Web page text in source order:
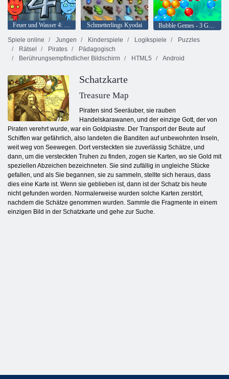
Schmetterlings Kyodai
Bubble Gemes - 3 Gewinnt
Spiele online
Jungen Kinderspiele Logikspiele
Puzzles
Rätsel
Pirates
Pädagogisch
Berührungsempfindlicher Bildschirm
HTML5 Android
Schatzkarte
Treasure Map
Piraten sind Seeräuber, sie rauben
Handelskarawanen, und der einzige Gott, der von
Piraten verehrt wurde, war ein Goldpiastre. Der Transport der Beute auf
Schiffen war gefährlich, also landeten die Banditen auf unbewohnten Inseln,
weit weg von Seewegen. Dort versteckten sie zuverlässig Schätze, und
dann, um die versteckten Truhen zu finden, zogen sie Karten, wo sie Gold mit
speziellen Abzeichen bezeichneten. Sie sind zufällig in ungleiche Stücke
gefallen, und als Sie begannen, sie zu sammeln, stellte sich heraus, dass
dies eine Karte ist. Wenn sie geblieben ist, dann ist der Schatz bis heute
nicht gefunden worden. Normalerweise wurden solche Karten zerstört,
nachdem die Schätze genommen wurden. Sammle die Fragmente in einem
einzigen Bild in der Schatzkarte und gehe zur Suche.